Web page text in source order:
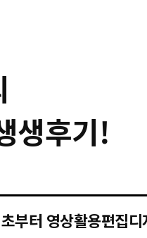
생후기!